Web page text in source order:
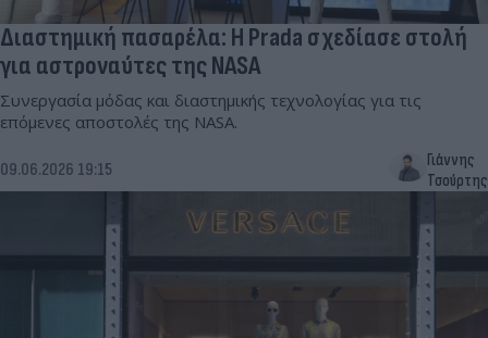
Διαστημική πασαρέλα: Η Prada σχεδίασε στολή
για αστροναύτες της NASA
Συνεργασία μόδας και διαστημικής τεχνολογίας για τις
επόμενες αποστολές της NASA.
09.06.2026 19:15
Γιάννης
Τσούρτης